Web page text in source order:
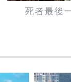
死者最後